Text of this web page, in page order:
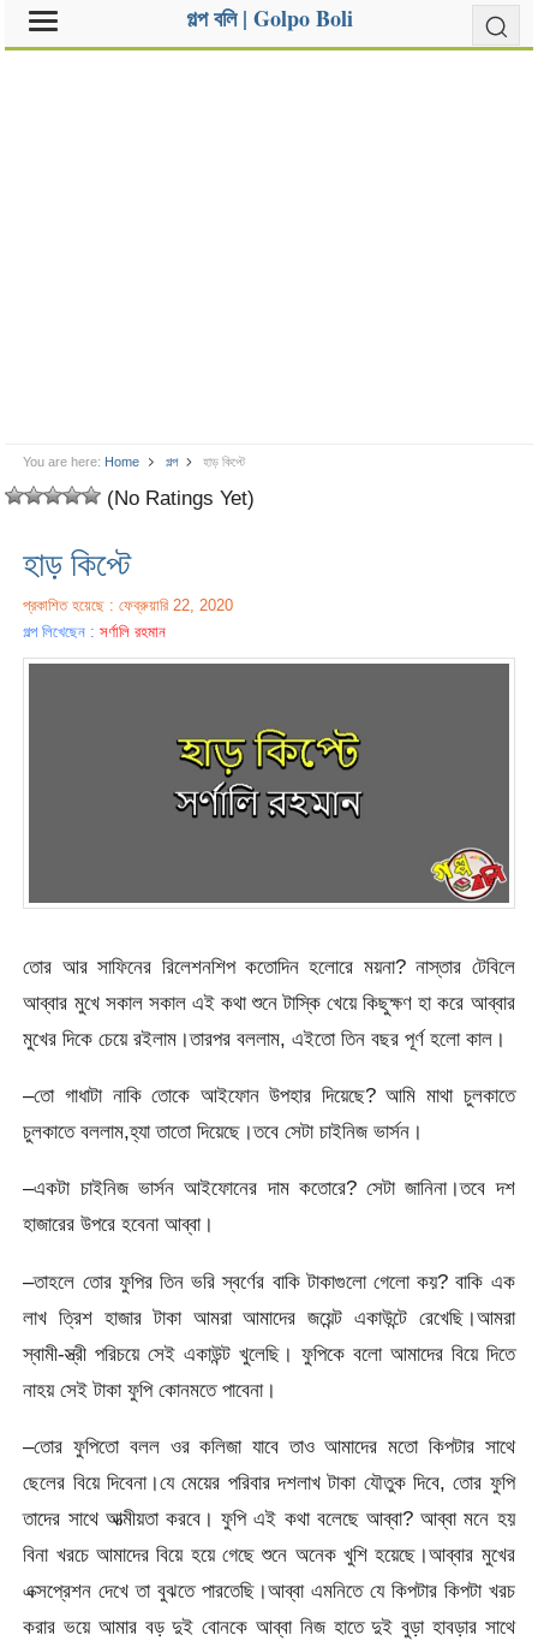
গল্প বলি | Golpo Boli
You are here: Home গল্প হাড় কিপ্টে
(No Ratings Yet)
হাড় কিপ্টে
প্রকাশিত হয়েছে : ফেব্রুয়ারি 22, 2020
গল্প লিখেছেন :সর্ণালি রহমান
তোর আর সাফিনের রিলেশনশিপ কতোদিন হলোরে ময়না? নাস্তার টেবিলে
আব্বার মুখে সকাল সকাল এই কথা শুনে টাস্কি খেয়ে কিছুক্ষণ হা করে আব্বার
মুখের দিকে চেয়ে রইলাম।তারপর বললাম, এইতো তিন বছর পূর্ণ হলো কাল।
–তো গাধাটা নাকি তোকে আইফোন উপহার দিয়েছে? আমি মাথা চুলকাতে
চুলকাতে বললাম,হ্যা তাতো দিয়েছে।তবে সেটা চাইনিজ ভার্সন।
–একটা চাইনিজ ভার্সন আইফোনের দাম কতোরে? সেটা জানিনা।তবে দশ
হাজারের উপরে হবেনা আব্বা।
–তাহলে তোর ফুপির তিন ভরি স্বর্ণের বাকি টাকাগুলো গেলো কয়? বাকি এক
লাখ ত্রিশ হাজার টাকা আমরা আমাদের জয়েন্ট একাউন্টে রেখেছি।আমরা
স্বামী-স্ত্রী পরিচয়ে সেই একাউন্ট খুলেছি। ফুপিকে বলো আমাদের বিয়ে দিতে
নাহয় সেই টাকা ফুপি কোনমতে পাবেনা।
–তোর ফুপিতো বলল ওর কলিজা যাবে তাও আমাদের মতো কিপটার সাথে
ছেলের বিয়ে দিবেনা।যে মেয়ের পরিবার দশলাখ টাকা যৌতুক দিবে, তোর ফুপি
তাদের সাথে আত্মীয়তা করবে। ফুপি এই কথা বলেছে আব্বা? আব্বা মনে হয়
বিনা খরচে আমাদের বিয়ে হয়ে গেছে শুনে অনেক খুশি হয়েছে।আব্বার মুখের
এক্সপ্রেশন দেখে তা বুঝতে পারতেছি।আব্বা এমনিতে যে কিপটার কিপটা খরচ
করার ভয়ে আমার বড় দুই বোনকে আব্বা নিজ হাতে দুই বুড়া হাবড়ার সাথে